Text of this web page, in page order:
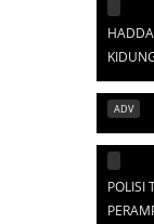
ADV
POLISI